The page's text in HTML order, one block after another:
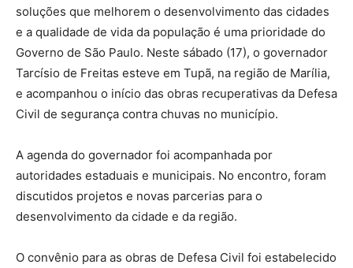
soluções que melhorem o desenvolvimento das cidades
e a qualidade de vida da população é uma prioridade do
Governo de São Paulo. Neste sábado (17), o governador
Tarcísio de Freitas esteve em Tupã, na região de Marília,
e acompanhou o início das obras recuperativas da Defesa
Civil de segurança contra chuvas no município.
A agenda do governador foi acompanhada por
autoridades estaduais e municipais. No encontro, foram
discutidos projetos e novas parcerias para o
desenvolvimento da cidade e da região.
O convênio para as obras de Defesa Civil foi estabelecido